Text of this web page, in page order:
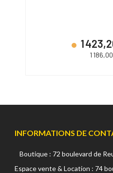
1
1
INFORMATIONS DE
Boutique : 72 boulevard de
Espace vente & Location : 74